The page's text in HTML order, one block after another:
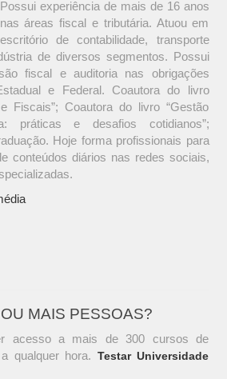
Possui experiência de mais de 16 anos
nas áreas fiscal e tributária. Atuou em
escritório de contabilidade, transporte
de diversos segmentos. Possui
fiscal e auditoria nas obrigações
e Federal. Coautora do livro
Fiscais”; Coautora do livro “Gestão
práticas e desafios cotidianos”;
Hoje forma profissionais para
conteúdos diários nas redes sociais,
MAIS PESSOAS?
acesso a mais de 300 cursos de
qualquer hora. Testar Universidade